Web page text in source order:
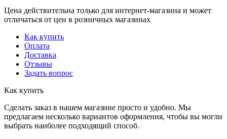
Цена действительна только для интернет-магазина и может
отличаться от цен в розничных магазинах
Как купить
Оплата
Доставка
Отзывы
Задать вопрос
Как купить
Сделать заказ в нашем магазине просто и удобно. Мы
предлагаем несколько вариантов оформления, чтобы вы могли
выбрать наиболее подходящий способ.